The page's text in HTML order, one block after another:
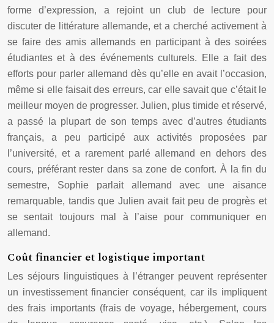
forme d’expression, a rejoint un club de lecture pour
discuter de littérature allemande, et a cherché activement à
se faire des amis allemands en participant à des soirées
étudiantes et à des événements culturels. Elle a fait des
efforts pour parler allemand dès qu’elle en avait l’occasion,
même si elle faisait des erreurs, car elle savait que c’était le
meilleur moyen de progresser. Julien, plus timide et réservé,
a passé la plupart de son temps avec d’autres étudiants
français, a peu participé aux activités proposées par
l’université, et a rarement parlé allemand en dehors des
cours, préférant rester dans sa zone de confort. À la fin du
semestre, Sophie parlait allemand avec une aisance
remarquable, tandis que Julien avait fait peu de progrès et
se sentait toujours mal à l’aise pour communiquer en
allemand.
Coût financier et logistique important
Les séjours linguistiques à l’étranger peuvent représenter
un investissement financier conséquent, car ils impliquent
des frais importants (frais de voyage, hébergement, cours